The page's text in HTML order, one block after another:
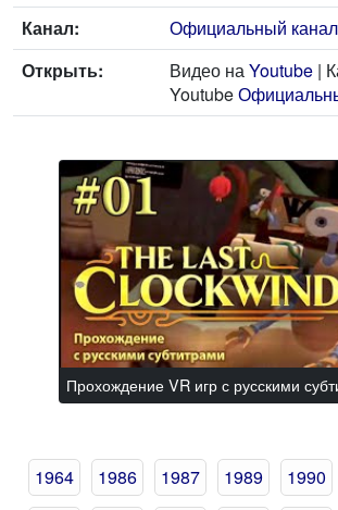
Канал:
Официальный
Открыть:
Видео наYoutube |
Youtube
Прохождение VR игр с русскими
1964 1986 1987 1989 1990